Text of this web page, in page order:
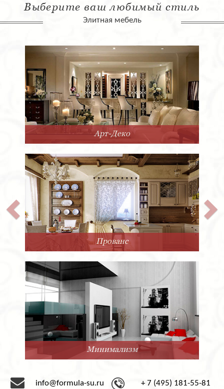
Выберите ваш любимый стиль
Элитная мебель
Арт-Деко
Прованс
Минимализм
info@formula-su.ru + 7 (495) 181-55-81